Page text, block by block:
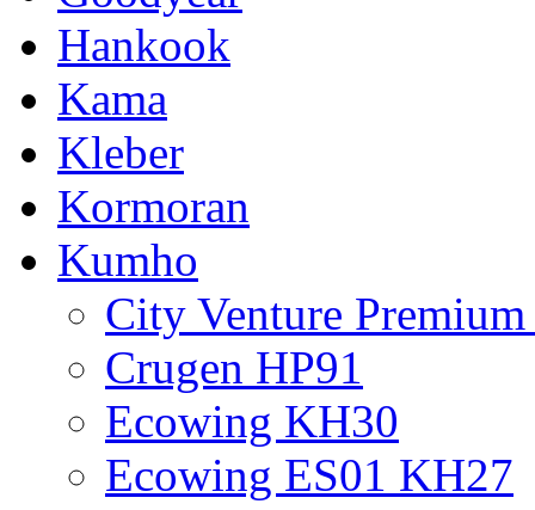
Hankook
Kama
Kleber
Kormoran
Kumho
City Venture
Crugen HP91
Ecowing KH30
Ecowing ES01 KH27